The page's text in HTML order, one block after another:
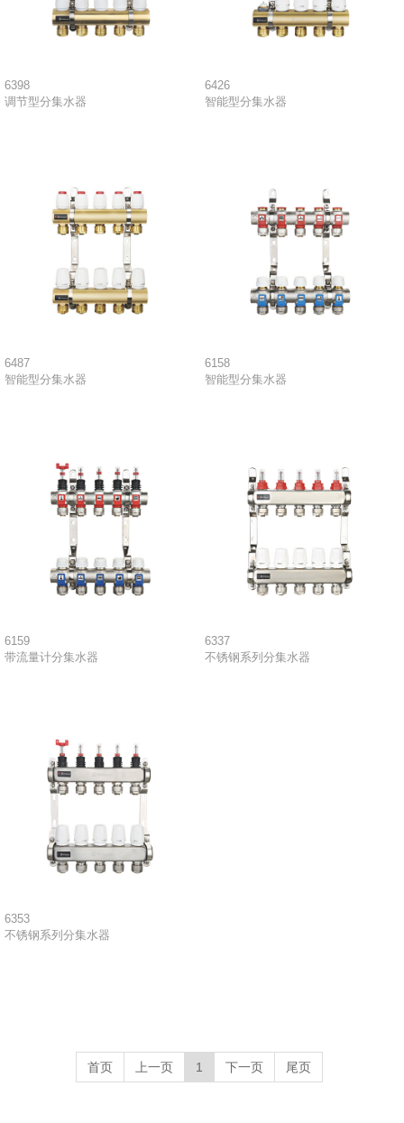
6398
调节型分集水器
6426
智能型分集水器
6487
智能型分集水器
6158
智能型分集水器
6159
带流量计分集水器
6337
不锈钢系列分集水器
6353
不锈钢系列分集水器
首页 上一页 1 下一页 尾页